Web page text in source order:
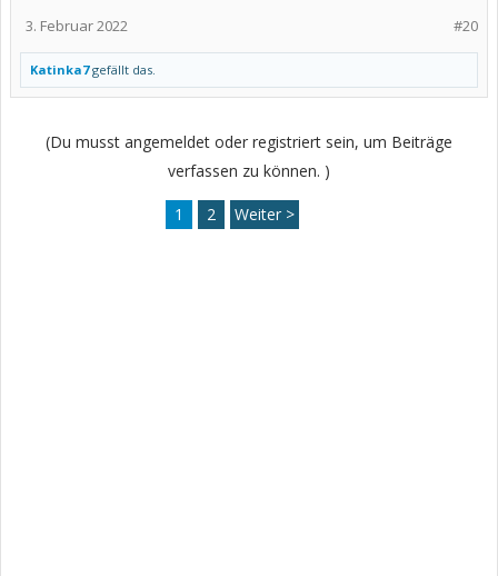
#20
3. Februar 2022
Katinka7gefällt das.
(Du musst angemeldet oder registriert sein, um Beiträge
verfassen zu können. )
1 2 Weiter >